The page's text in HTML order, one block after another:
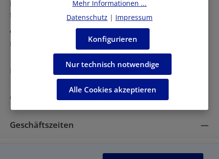
Bei uns finden Sie eine grosse Auswahl an Arbeitskleidern
für viele Berufe und Branchen.
Wir beraten Sie persönlich in allen Fragen rund um die
Einkleidung Ihrer Mitarbeiter.
Kontakt
Öffnungszeiten Fabrikladen
Geschäftszeiten
DatenschutzerklärungFAQ
Mehr Informationen ...
Datenschutz | Impressum
Nur technisch notwendige
Konfigurieren
Alle Cookies akzeptieren